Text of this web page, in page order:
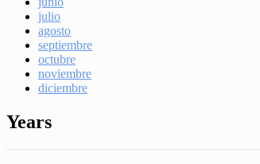
julio
agosto
septiembre
octubre
noviembre
diciembre
Years